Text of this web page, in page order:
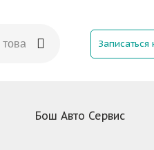
Записаться
Бош Авто Сервис